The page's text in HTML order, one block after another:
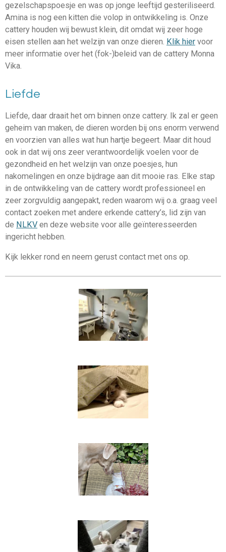
gezelschapspoesje en was op jonge leeftijd gesteriliseerd.
Amina is nog een kitten die volop in ontwikkeling is. Onze
cattery houden wij bewust klein, dit omdat wij zeer hoge
eisen stellen aan het welzijn van onze dieren. Klik hier voor
meer informatie over het (fok-)beleid van de cattery Monna
Vika.
Liefde
Liefde, daar draait het om binnen onze cattery. Ik zal er geen
geheim van maken, de dieren worden bij ons enorm verwend
en voorzien van alles wat hun hartje begeert. Maar dit houd
ook in dat wij ons zeer verantwoordelijk voelen voor de
gezondheid en het welzijn van onze poesjes, hun
nakomelingen en onze bijdrage aan dit mooie ras. Elke stap
in de ontwikkeling van de cattery wordt professioneel en
zeer zorgvuldig aangepakt, reden waarom wij o.a. graag veel
contact zoeken met andere erkende cattery’s, lid zijn van
de NLKV en deze website voor alle geïnteresseerden
ingericht hebben.
Kijk lekker rond en neem gerust contact met ons op.